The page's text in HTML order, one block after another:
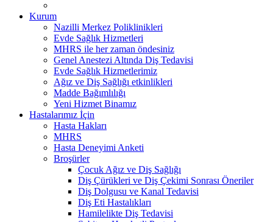
Kurum
Nazilli Merkez Poliklinikleri
Evde Sağlık Hizmetleri
MHRS ile her zaman öndesiniz
Genel Anestezi Altında Diş Tedavisi
Evde Sağlık Hizmetlerimiz
Ağız ve Diş Sağlığı etkinlikleri
Madde Bağımlılığı
Yeni Hizmet Binamız
Hastalarımız İçin
Hasta Hakları
MHRS
Hasta Deneyimi Anketi
Broşürler
Çocuk Ağız ve Diş Sağlığı
Diş Çürükleri ve Diş Çekimi Sonrası Öneriler
Diş Dolgusu ve Kanal Tedavisi
Diş Eti Hastalıkları
Hamilelikte Diş Tedavisi